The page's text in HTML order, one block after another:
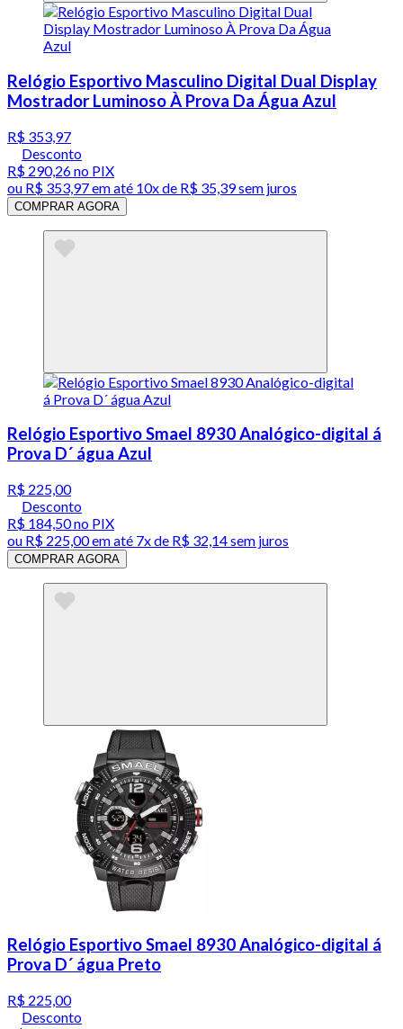
Relógio Esportivo Masculino Digital Dual Display
Mostrador Luminoso À Prova Da Água Azul
R$ 353,97
Desconto
R$ 290,26no PIX
ou R$ 353,97em até 10x de R$ 35,39 sem juros
COMPRAR AGORA
Relógio Esportivo Smael 8930 Analógico-digital á
Prova D´ água Azul
R$ 225,00
Desconto
R$ 184,50no PIX
ou R$ 225,00em até 7x de R$ 32,14 sem juros
COMPRAR AGORA
Relógio Esportivo Smael 8930 Analógico-digital á
Prova D´ água Preto
R$ 225,00
Desconto